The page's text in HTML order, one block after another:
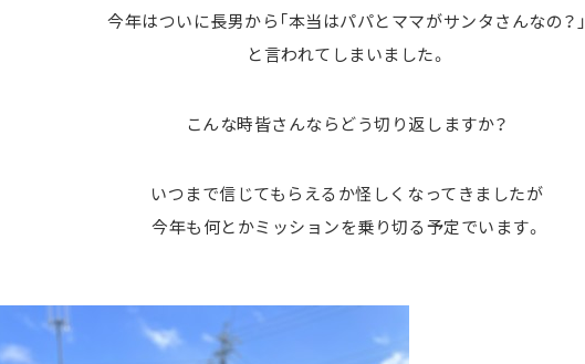
今年はついに長男から「本当はパパとママがサンタさんなの？」
と言われてしまいました。
こんな時皆さんならどう切り返しますか？
いつまで信じてもらえるか怪しくなってきましたが
今年も何とかミッションを乗り切る予定でいます。